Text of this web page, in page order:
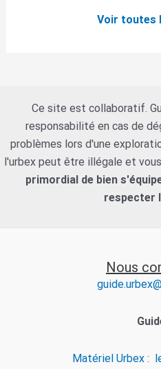
Voir toutes
Ce site est collaboratif.
responsabilité en cas de
problèmes lors d'une
l'urbex peut être illégale et
primordial de bien
respecter
Nous
Matériel Urbex :